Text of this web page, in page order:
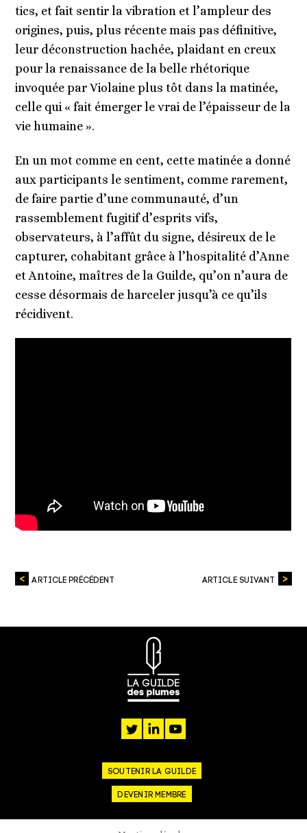
tics, et fait sentir la vibration et l’ampleur des
origines, puis, plus récente mais pas définitive,
leur déconstruction hachée, plaidant en creux
pour la renaissance de la belle rhétorique
invoquée par Violaine plus tôt dans la matinée,
celle qui « fait émerger le vrai de l’épaisseur de la
vie humaine ».
En un mot comme en cent, cette matinée a donné
aux participants le sentiment, comme rarement,
de faire partie d’une communauté, d’un
rassemblement fugitif d’esprits vifs,
observateurs, à l’affût du signe, désireux de le
capturer, cohabitant grâce à l’hospitalité d’Anne
et Antoine, maîtres de la Guilde, qu’on n’aura de
cesse désormais de harceler jusqu’à ce qu’ils
récidivent.
ARTICLE PRÉCÉDENT ARTICLE SUIVANT
twitterlinkedin
SOUTENIR LA GUILDE
DEVENIR MEMBRE